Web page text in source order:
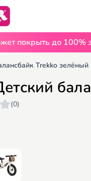
до 100% заказа
Trekko зелёный
(0)